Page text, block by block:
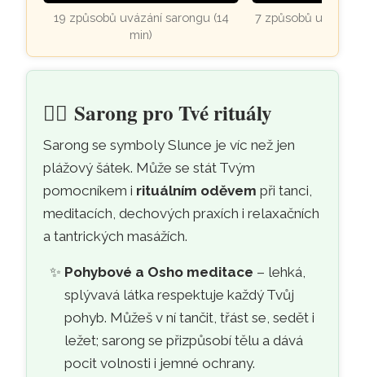
19 způsobů uvázání sarongu (14
min)
7 způsobů uvázání
🧘‍♀️Sarong pro Tvé rituály
Sarong se symboly Slunce je víc než jen
plážový šátek. Může se stát Tvým
pomocníkem i rituálním oděvem při tanci,
meditacích, dechových praxích i relaxačních
a tantrických masážích.
Pohybové a Osho meditace – lehká,
splývavá látka respektuje každý Tvůj
pohyb. Můžeš v ní tančit, třást se, sedět i
ležet; sarong se přizpůsobí tělu a dává
pocit volnosti i jemné ochrany.